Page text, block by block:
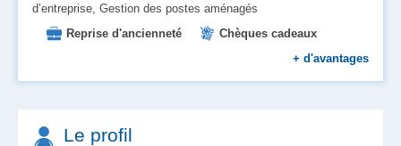
d’entreprise, Gestion des postes aménagés
Reprise d'ancienneté
Chèques cadeaux
Aide au logement et à l'installation
+ d'avantages
Le profil